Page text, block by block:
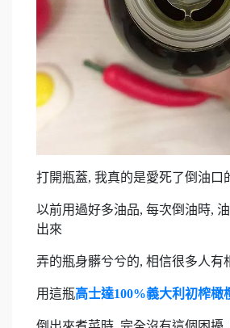
打開瓶蓋, 我真的是愛死了倒油口
以前用過好多油品, 每次倒油時,
出來
弄的瓶身髒兮兮的, 相信很多人有
用這瓶高士達100%義大利初榨橄